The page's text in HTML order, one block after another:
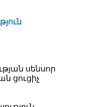
սենսոր
ցուցիչ